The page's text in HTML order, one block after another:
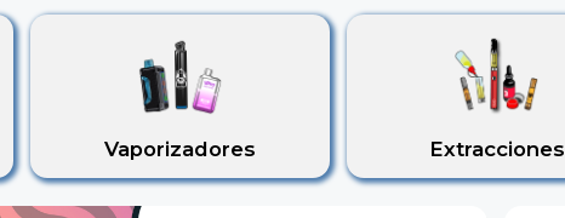
Vaporizadores Extracciones